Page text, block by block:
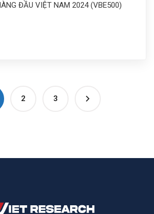
ĐẦU VIỆT NAM 2024 (VBE500)
2 3